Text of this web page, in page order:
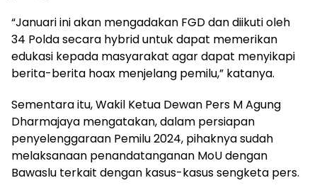
“Januari ini akan mengadakan FGD dan diikuti oleh
34 Polda secara hybrid untuk dapat memerikan
edukasi kepada masyarakat agar dapat menyikapi
berita-berita hoax menjelang pemilu,” katanya.
Sementara itu, Wakil Ketua Dewan Pers M Agung
Dharmajaya mengatakan, dalam persiapan
penyelenggaraan Pemilu 2024, pihaknya sudah
melaksanaan penandatanganan MoU dengan
Bawaslu terkait dengan kasus-kasus sengketa pers.